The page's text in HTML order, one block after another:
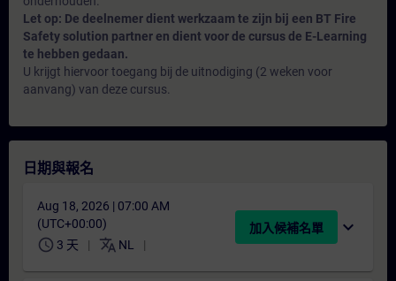
Let op: De deelnemer dient werkzaam te zijn bij een BT Fire
Safety solution partner en dient voor de cursus de E-Learning
te hebben gedaan.
U krijgt hiervoor toegang bij de uitnodiging (2 weken voor
aanvang) van deze cursus.
日期與報名
Aug 18, 2026 | 07:00 AM
(UTC+00:00)
schedule 3 天 translate NL
加入候補名單 expand_more